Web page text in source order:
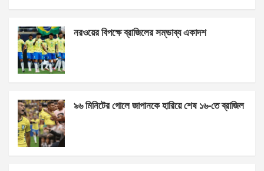
b
o
o
k
n
g
er
s
p
e
নরওয়ের বিপক্ষে ব্রাজিলের সম্ভাব্য একাদশ
৯৬ মিনিটের গোলে জাপানকে হারিয়ে শেষ ১৬-তে ব্রাজিল